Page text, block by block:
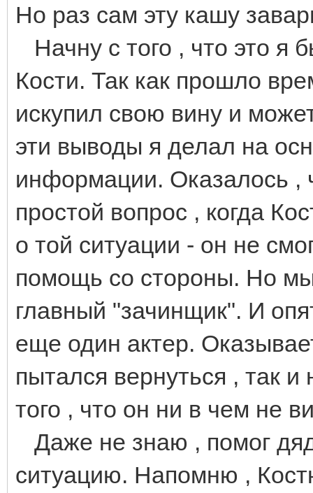
Но раз сам эту кашу
Начну с того , что это я
Кости. Так как прошло
искупил свою вину и
эти выводы я делал на
информации. Оказалось ,
простой вопрос , когда
о той ситуации - он не
помощь со стороны. Но
главный "зачинщик". И
еще один актер.
пытался вернуться , так
того , что он ни в чем не
Даже не знаю , помог
ситуацию. Напомню ,